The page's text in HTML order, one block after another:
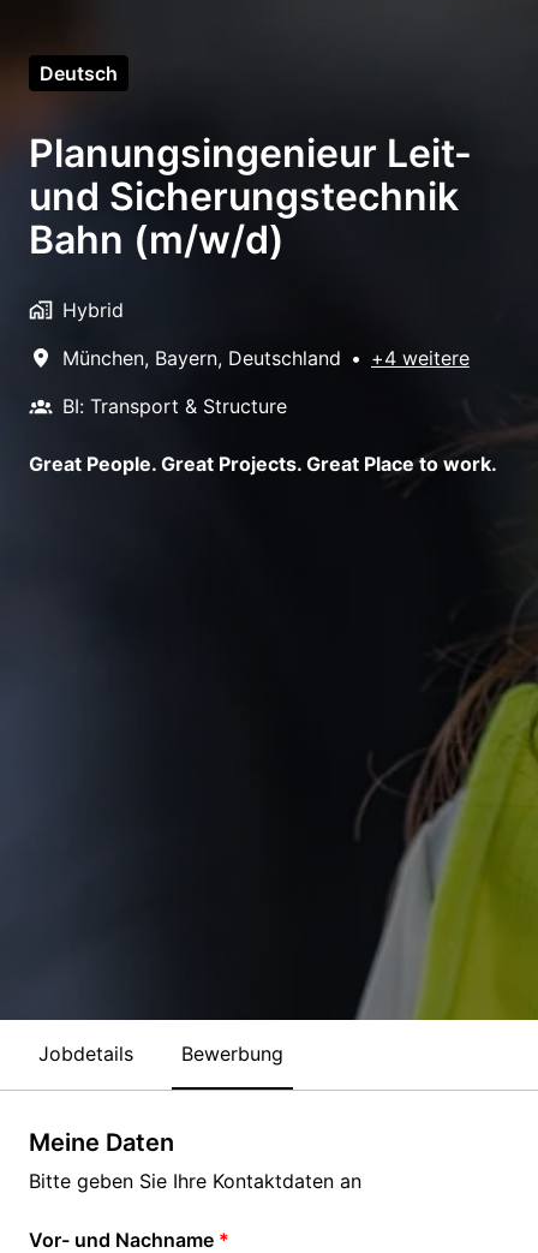
Deutsch
Planungsingenieur Leit-
und Sicherungstechnik
Bahn (m/w/d)
Hybrid
München, Bayern, Deutschland • +4 weitere
BI: Transport & Structure
Great People. Great Projects. Great Place to work.
Jobdetails Bewerbung
Meine Daten
Bitte geben Sie Ihre Kontaktdaten an
Vor- und Nachname *